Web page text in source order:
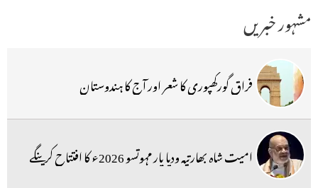
مشہور خبریں
فراق گورکھپوری کا شعر اور آج کا ہندوستان
امیت شاہ بھارتیہ ودیا پار مہوتسو 2026ء کا افتتاح کرینگے